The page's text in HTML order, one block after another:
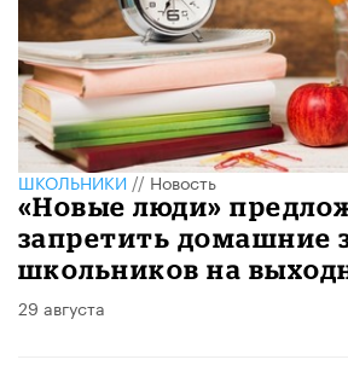
ШКОЛЬНИКИ//Новость
«Новые люди»
запретить домашние
школьников на
29 августа